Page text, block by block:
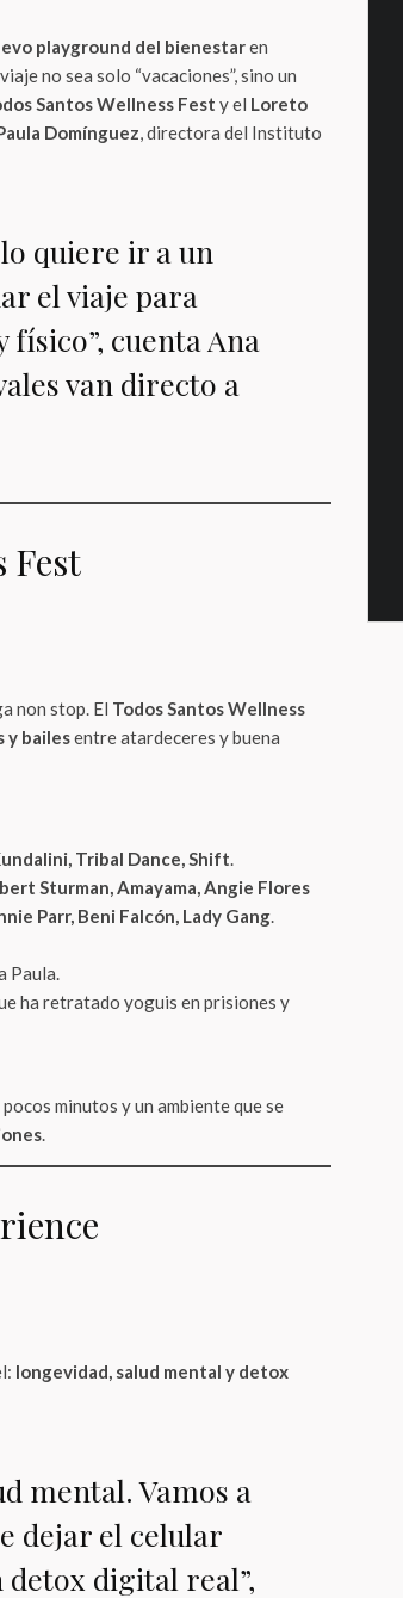
playground del bienestaren
no sea solo “vacaciones”, sino un
Santos Wellness Fest y el Loreto
Domínguez, directora del Instituto
quiere ir a un
el viaje para
cuenta Ana
van directo a
Fest
non stop. El Todos Santos Wellness
y bailesentre atardeceres y buena
Tribal Dance, Shift.
Sturman, Amayama, Angie Flores
Parr, Beni Falcón, Lady Gang.
Paula.
ha retratado yoguis en prisiones y
minutos y un ambiente que se
.
longevidad, salud mental y detox
mental. Vamos a
dejar el celular
detox digital real”,